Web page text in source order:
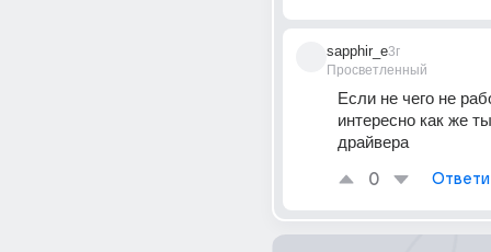
sapphir_e
Просветленный
3г
Если не чего не
интересно как же
драйвера
0